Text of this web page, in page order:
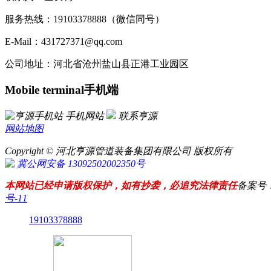
服务热线：19103378888（微信同号）
E-Mail：431727371@qq.com
公司地址：河北省沧州盐山县正港工业园区
Mobile terminal手机端
手机网站
联系亨源
网站地图
Copyright © 河北亨源管道装备集团有限公司 版权所有
冀公网安备 13092502002350号
本网站已经申请版权保护，如有抄袭，必追究法律责任备案号
号-11
19103378888